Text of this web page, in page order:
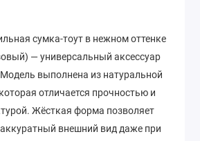
сумка-тоут в нежном оттенке
— универсальный аксессуар
выполнена из натуральной
отличается прочностью и
Жёсткая форма позволяет
внешний вид даже при